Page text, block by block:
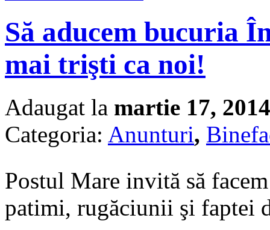
Să aducem bucuria
mai trişti ca noi!
Adaugat la martie 17, 2014
Categoria: Anunturi,
Postul Mare invită să
patimi, rugăciunii şi faptei